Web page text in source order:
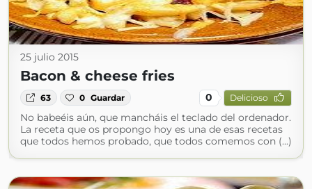
25 julio 2015
Bacon & cheese fries
63 0 Guardar 0 Delicioso
No babeéis aún, que mancháis el teclado del ordenador.
La receta que os propongo hoy es una de esas recetas
que todos hemos probado, que todos comemos con (...)